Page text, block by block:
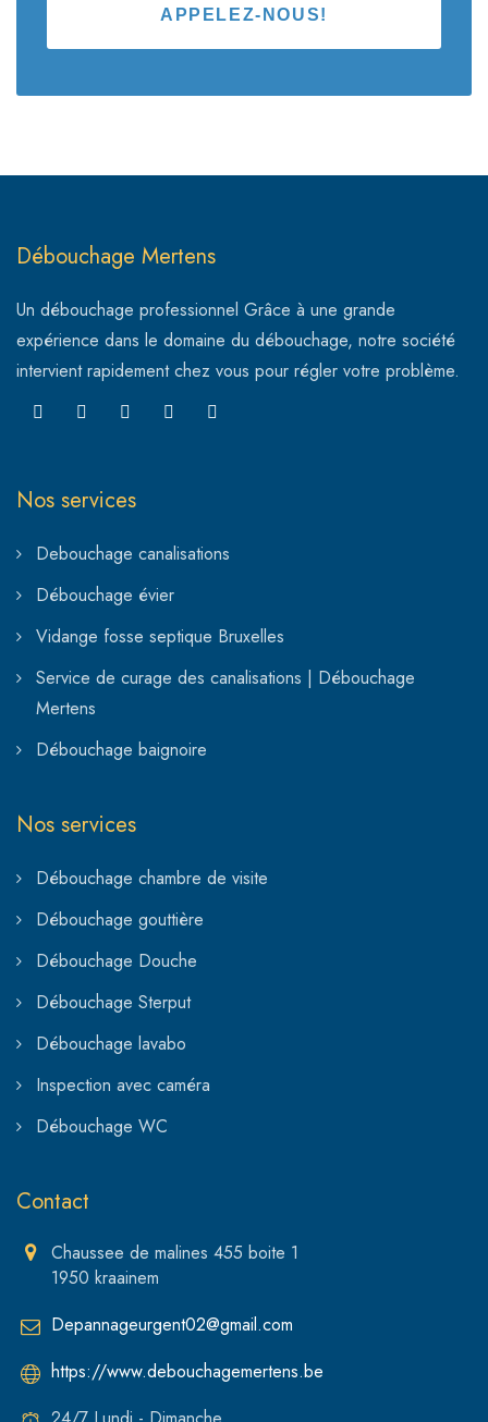
APPELEZ-NOUS!
Débouchage Mertens
Un débouchage professionnel Grâce à une grande
expérience dans le domaine du débouchage, notre société
intervient rapidement chez vous pour régler votre problème.
Nos services
Debouchage canalisations
Débouchage évier
Vidange fosse septique Bruxelles
Service de curage des canalisations | Débouchage
Mertens
Débouchage baignoire
Nos services
Débouchage chambre de visite
Débouchage gouttière
Débouchage Douche
Débouchage Sterput
Débouchage lavabo
Inspection avec caméra
Débouchage WC
Contact
Chaussee de malines 455 boite 1
1950 kraainem
Depannageurgent02@gmail.com
https://www.debouchagemertens.be